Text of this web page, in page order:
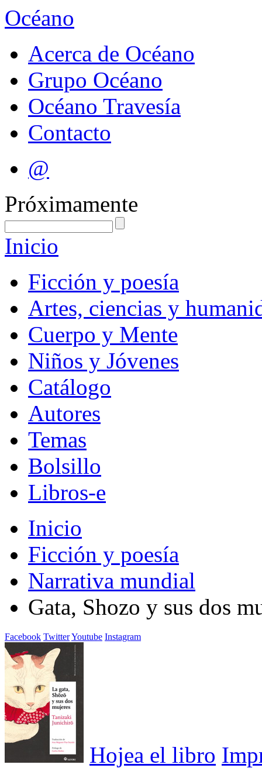
Océano
Acerca de Océano
Grupo Océano
Océano Travesía
Contacto
@
Próximamente
Inicio
Ficción y poesía
Artes, ciencias y
Cuerpo y Mente
Niños y Jóvenes
Catálogo
Autores
Temas
Bolsillo
Libros-e
Inicio
Ficción y poesía
Narrativa mundial
Gata, Shozo y sus dos
Facebook TwitterYoutube Instagram
Hojea el libro